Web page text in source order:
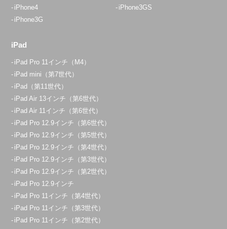
iPhone4
iPhone3GS
iPhone3G
iPad
iPad Pro 11インチ（M4）
iPad mini（第7世代）
iPad（第11世代）
iPad Air 13インチ（第6世代）
iPad Air 11インチ（第6世代）
iPad Pro 12.9インチ（第6世代）
iPad Pro 12.9インチ（第5世代）
iPad Pro 12.9インチ（第4世代）
iPad Pro 12.9インチ（第3世代）
iPad Pro 12.9インチ（第2世代）
iPad Pro 12.9インチ
iPad Pro 11インチ（第4世代）
iPad Pro 11インチ（第3世代）
iPad Pro 11インチ（第2世代）